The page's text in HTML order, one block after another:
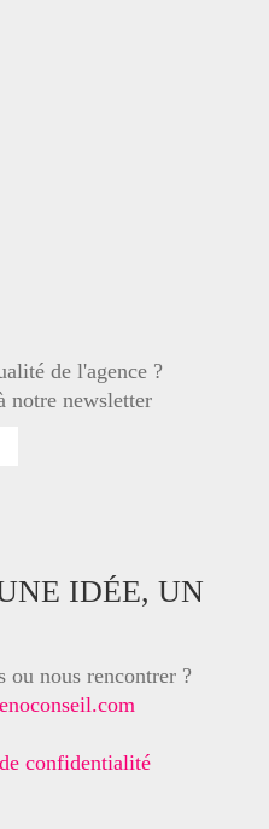
de l'agence ?
notre newsletter
IDÉE, UN
ou nous rencontrer ?
confidentialité